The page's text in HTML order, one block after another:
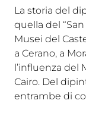
La storia del
quella del
Musei del
a Cerano, a
l’influenza del
Cairo. Del
entrambe di